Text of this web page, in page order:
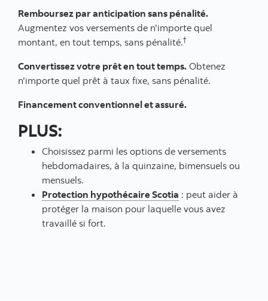
Remboursez par anticipation sans pénalité.
Augmentez vos versements de n'importe quel
montant, en tout temps, sans pénalité.†
Convertissez votre prêt en tout temps. Obtenez
n'importe quel prêt à taux fixe, sans pénalité.
Financement conventionnel et assuré.
PLUS:
Choisissez parmi les options de versements
hebdomadaires, à la quinzaine, bimensuels ou
mensuels.
Protection hypothécaire Scotia : peut aider à
protéger la maison pour laquelle vous avez
travaillé si fort.